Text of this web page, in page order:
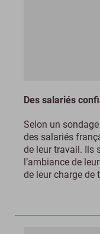
Des salariés
Selon un sondage
des salariés
de leur travail. Ils
l’ambiance de
de leur charge de